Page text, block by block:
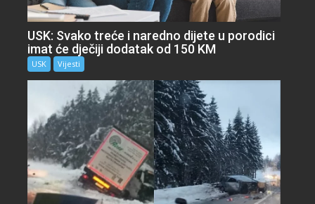
USK: Svako treće i naredno dijete u porodici
imat će dječiji dodatak od 150 KM
USK Vijesti